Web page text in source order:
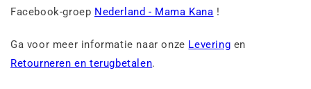
Facebook-groep Nederland - Mama Kana !
Ga voor meer informatie naar onze Levering en
Retourneren en terugbetalen.